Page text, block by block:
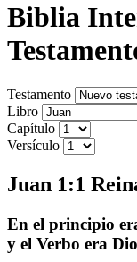
Biblia
Testamento
Libro
Capítulo
Versículo
Juan 1:1
En el principio
y el Verbo era